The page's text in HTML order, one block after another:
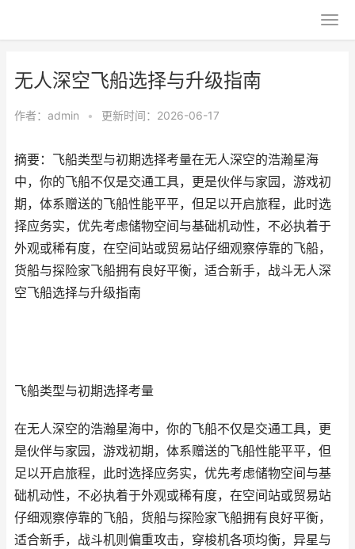
无人深空飞船选择与升级指南
作者： admin • 更新时间：2026-06-17
摘要：飞船类型与初期选择考量在无人深空的浩瀚星海
中，你的飞船不仅是交通工具，更是伙伴与家园，游戏初
期，体系赠送的飞船性能平平，但足以开启旅程，此时选
择应务实，优先考虑储物空间与基础机动性，不必执着于
外观或稀有度，在空间站或贸易站仔细观察停靠的飞船，
货船与探险家飞船拥有良好平衡，适合新手，战斗无人深
空飞船选择与升级指南
飞船类型与初期选择考量
在无人深空的浩瀚星海中，你的飞船不仅是交通工具，更
是伙伴与家园，游戏初期，体系赠送的飞船性能平平，但
足以开启旅程，此时选择应务实，优先考虑储物空间与基
础机动性，不必执着于外观或稀有度，在空间站或贸易站
仔细观察停靠的飞船，货船与探险家飞船拥有良好平衡，
适合新手，战斗机则偏重攻击，穿梭机各项均衡，异星与